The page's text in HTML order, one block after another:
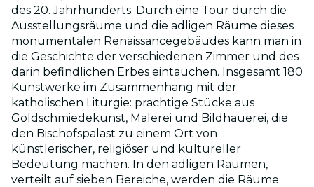
des 20. Jahrhunderts. Durch eine Tour durch die
Ausstellungsräume und die adligen Räume dieses
monumentalen Renaissancegebäudes kann man in
die Geschichte der verschiedenen Zimmer und des
darin befindlichen Erbes eintauchen. Insgesamt 180
Kunstwerke im Zusammenhang mit der
katholischen Liturgie: prächtige Stücke aus
Goldschmiedekunst, Malerei und Bildhauerei, die
den Bischofspalast zu einem Ort von
künstlerischer, religiöser und kultureller
Bedeutung machen. In den adligen Räumen,
verteilt auf sieben Bereiche, werden die Räume